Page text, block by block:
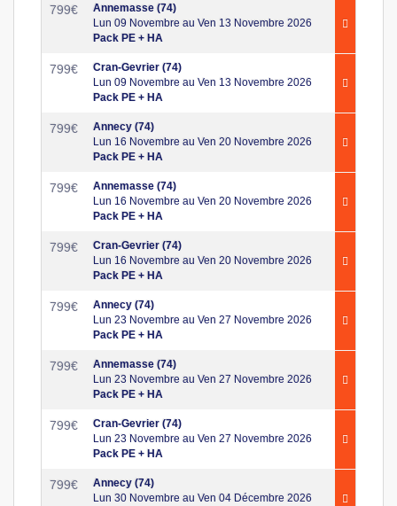
799€
Annemasse (74)
Lun 09 Novembre au Ven 13 Novembre 2026
Pack PE + HA
799€
Cran-Gevrier (74)
Lun 09 Novembre au Ven 13 Novembre 2026
Pack PE + HA
799€
Annecy (74)
Lun 16 Novembre au Ven 20 Novembre 2026
Pack PE + HA
799€
Annemasse (74)
Lun 16 Novembre au Ven 20 Novembre 2026
Pack PE + HA
799€
Cran-Gevrier (74)
Lun 16 Novembre au Ven 20 Novembre 2026
Pack PE + HA
799€
Annecy (74)
Lun 23 Novembre au Ven 27 Novembre 2026
Pack PE + HA
799€
Annemasse (74)
Lun 23 Novembre au Ven 27 Novembre 2026
Pack PE + HA
799€
Cran-Gevrier (74)
Lun 23 Novembre au Ven 27 Novembre 2026
Pack PE + HA
799€
Annecy (74)
Lun 30 Novembre au Ven 04 Décembre 2026